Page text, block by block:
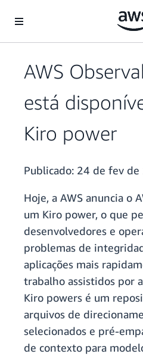
Pular para o conteúdo principal
AWS
está
Kiro power
Publicado: 24 de fev de
Hoje, a AWS anuncia o
um Kiro power, o que
desenvolvedores e
problemas de
aplicações mais
trabalho assistidos por
Kiro powers é um
arquivos de
selecionados e pré-
de contexto para